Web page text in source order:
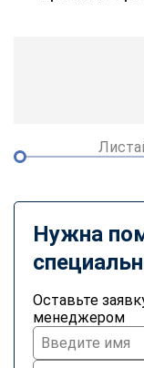
Нужна
Оставьте
менеджером